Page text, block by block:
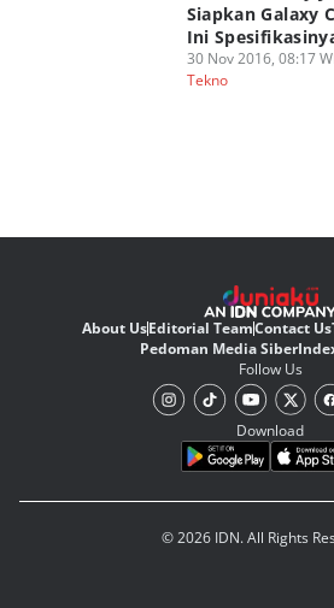
Siapkan Galaxy
Ini
30 Nov 2016, 08:17
Tekno
About UsEditorial TeamContact Us
Pedoman Media Siber
Follow Us
Download
© 2026 IDN. All Rights